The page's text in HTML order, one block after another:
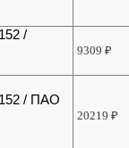
/
9309₽
/ ПАО
20219₽